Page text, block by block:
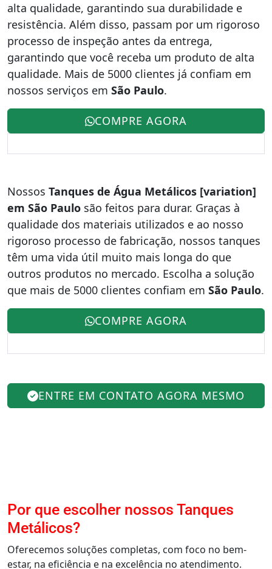
alta qualidade, garantindo sua durabilidade e
resistência. Além disso, passam por um rigoroso
processo de inspeção antes da entrega,
garantindo que você receba um produto de alta
qualidade. Mais de 5000 clientes já confiam em
nossos serviços em São Paulo.
COMPRE AGORA
Nossos Tanques de Água Metálicos [variation]
em São Paulo são feitos para durar. Graças à
qualidade dos materiais utilizados e ao nosso
rigoroso processo de fabricação, nossos tanques
têm uma vida útil muito mais longa do que
outros produtos no mercado. Escolha a solução
que mais de 5000 clientes confiam em São Paulo.
COMPRE AGORA
ENTRE EM CONTATO AGORA MESMO
Por que escolher nossos Tanques
Metálicos?
Oferecemos soluções completas, com foco no bem-
estar, na eficiência e na excelência no atendimento.